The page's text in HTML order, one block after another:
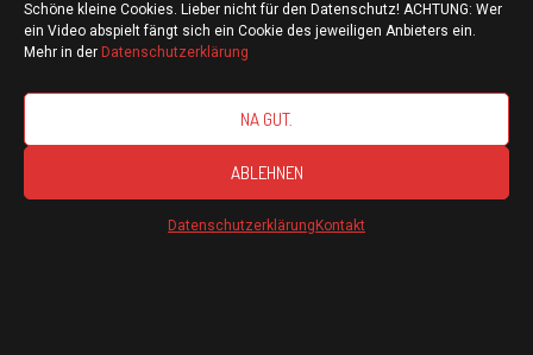
Schöne kleine Cookies. Lieber nicht für den Datenschutz! ACHTUNG: Wer
ein Video abspielt fängt sich ein Cookie des jeweiligen Anbieters ein.
Mehr in der Datenschutzerklärung
NA GUT.
ABLEHNEN
Datenschutzerklärung Kontakt